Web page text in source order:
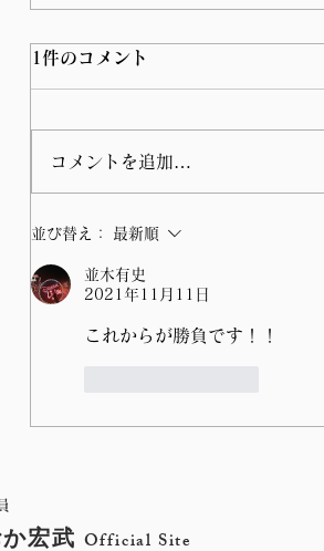
比例区の当選証書授与式に参
列しました。
1件のコメント
コメントを追加…
並び替え： 最新順
並木有史
2021年11月11日
これからが勝負です！！
宏武 Official Site